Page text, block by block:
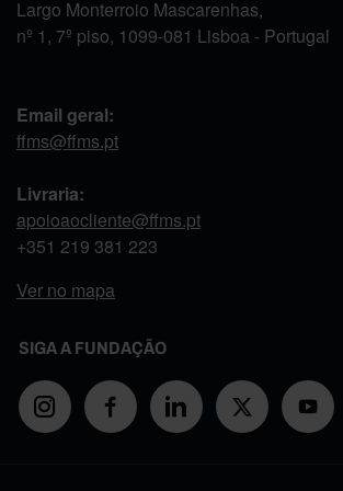
Largo Monterroio Mascarenhas,
nº 1, 7º piso, 1099-081 Lisboa - Portugal
Email geral:
ffms@ffms.pt
Livraria:
apoioaocliente@ffms.pt
+351 219 381 223
Ver no mapa
SIGA A FUNDAÇÃO